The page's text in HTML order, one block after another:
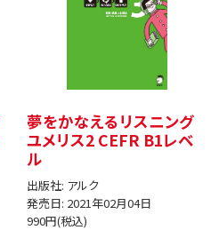
夢をかなえるリスニング
ユメリス2 CEFR B1レベ
ル
出版社: アルク
発売日: 2021年02月04日
990円(税込)